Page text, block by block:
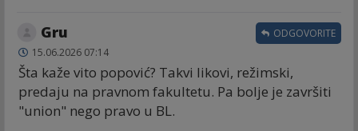
Gru
15.06.2026 07:14
Šta kaže vito popović? Takvi likovi, režimski,
predaju na pravnom fakultetu. Pa bolje je završiti
"union" nego pravo u BL.
ODGOVORITE